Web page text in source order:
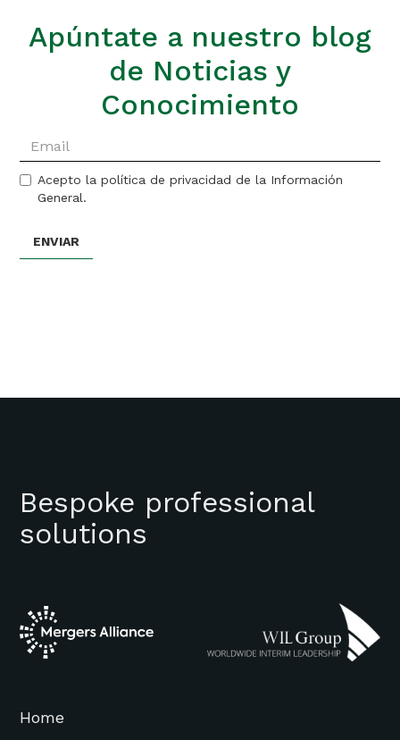
Apúntate a nuestro blog
de Noticias y
Conocimiento
Acepto la política de privacidad de la Información
General.
Bespoke professional
solutions
Home